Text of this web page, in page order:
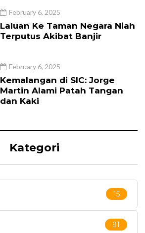
February 6, 2025
Laluan Ke Taman Negara Niah
Terputus Akibat Banjir
February 6, 2025
Kemalangan di SIC: Jorge
Martin Alami Patah Tangan
dan Kaki
Kategori
15
91